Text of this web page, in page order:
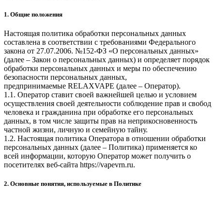
1. Общие положения
Настоящая политика обработки персональных данных
составлена в соответствии с требованиями Федерального
закона от 27.07.2006. №152-ФЗ «О персональных данных»
(далее – Закон о персональных данных) и определяет порядок
обработки персональных данных и меры по обеспечению
безопасности персональных данных,
предпринимаемые RELAXVAPE (далее – Оператор).
1.1. Оператор ставит своей важнейшей целью и условием
осуществления своей деятельности соблюдение прав и свобод
человека и гражданина при обработке его персональных
данных, в том числе защиты прав на неприкосновенность
частной жизни, личную и семейную тайну.
1.2. Настоящая политика Оператора в отношении обработки
персональных данных (далее – Политика) применяется ко
всей информации, которую Оператор может получить о
посетителях веб-сайта https://vapevrn.ru.
2. Основные понятия, используемые в Политике